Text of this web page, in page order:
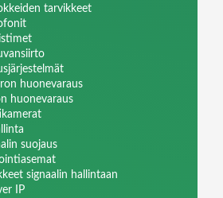
tarvikkeet
huonevaraus
huonevaraus
suojaus
signaalin hallintaan
IP